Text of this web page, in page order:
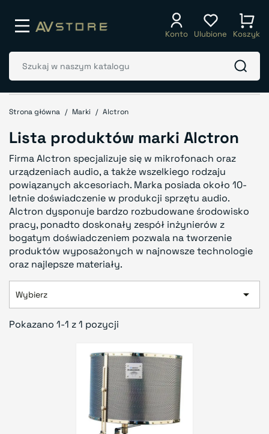
Konto Ulubione Koszyk
Strona główna Marki Alctron
Lista produktów marki Alctron
Firma Alctron specjalizuje się w mikrofonach oraz
urządzeniach audio, a także wszelkiego rodzaju
powiązanych akcesoriach. Marka posiada około 10-
letnie doświadczenie w produkcji sprzętu audio.
Alctron dysponuje bardzo rozbudowane środowisko
pracy, ponadto doskonały zespół inżynierów z
bogatym doświadczeniem pozwala na tworzenie
produktów wyposażonych w najnowsze technologie
oraz najlepsze materiały.
Wybierz 
Pokazano 1-1 z 1 pozycji